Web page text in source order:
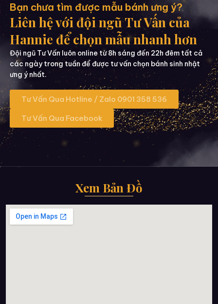
Bạn chưa tìm được mẫu bánh ưng ý?
Liên hệ với đội ngũ Tư Vấn của
Hannie để chọn mẫu nhanh hơn
Đội ngũ Tư Vấn luôn online từ 8h sáng đến 22h đêm tất cả
các ngày trong tuần để được tư vấn chọn bánh sinh nhật
ưng ý nhất.
Tư Vấn Qua Hotline / Zalo 0901 358 536
Tư Vấn Qua Facebook
Xem Bản Đồ